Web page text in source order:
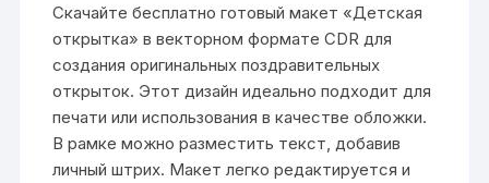
Скачайте бесплатно готовый макет «Детская
открытка» в векторном формате CDR для
создания оригинальных поздравительных
открыток. Этот дизайн идеально подходит для
печати или использования в качестве обложки.
В рамке можно разместить текст, добавив
личный штрих. Макет легко редактируется и